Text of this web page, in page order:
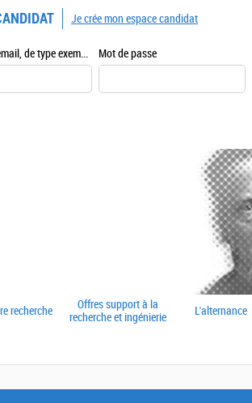
Identifiant (email, de type exemple@exemple.fr) Mot de passe
Je crée mon espace candidat
recherche
Offres support à la
recherche et ingénierie
L'alternance